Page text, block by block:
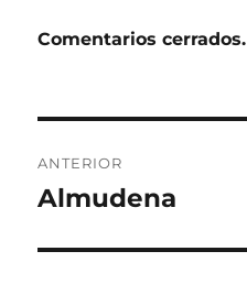
Comentarios cerrados.
de
ANTERIOR
Entrada
Almudena